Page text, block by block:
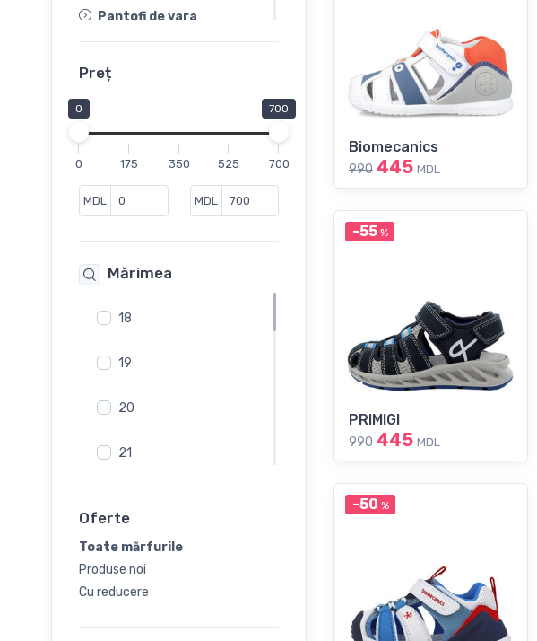
Pantofi de vara
Sandale
Sandale fără toc
Preț
0 700
0 175 350 525 700
MDL MDL
Mărimea
18
19
20
21
23
24
25
Oferte
Toate mărfurile
Produse noi
Cu reducere
Biomecanics
990 445 MDL
-55%
PRIMIGI
990 445 MDL
-50 %